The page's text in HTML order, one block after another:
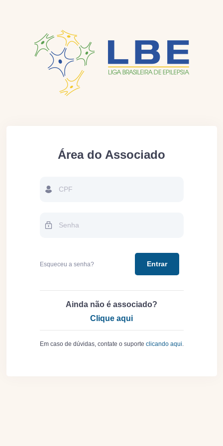
Área do Associado
Esqueceu a senha? Entrar
Ainda não é associado?
Clique aqui
Em caso de dúvidas, contate o suporte clicando aqui.